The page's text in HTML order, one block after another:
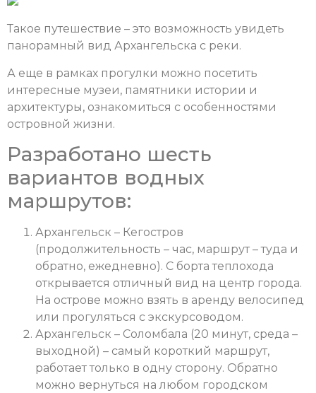
Такое путешествие – это возможность увидеть
панорамный вид Архангельска с реки.
А еще в рамках прогулки можно посетить
интересные музеи, памятники истории и
архитектуры, ознакомиться с особенностями
островной жизни.
Разработано шесть
вариантов водных
маршрутов:
Архангельск – Кегостров
(продолжительность – час, маршрут – туда и
обратно, ежедневно). С борта теплохода
открывается отличный вид на центр города.
На острове можно взять в аренду велосипед
или прогуляться с экскурсоводом.
Архангельск – Соломбала (20 минут, среда –
выходной) – самый короткий маршрут,
работает только в одну сторону. Обратно
можно вернуться на любом городском